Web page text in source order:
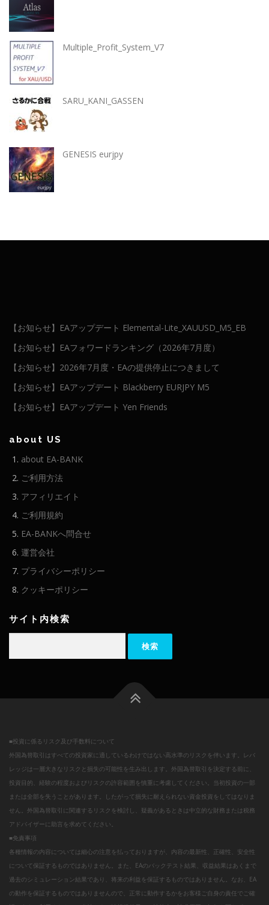
Multiple_Profit_System_V7
SARU_KANI_GASSEN
GENESIS eurjpy
【お知らせ】EAアップデート Elemental-Lite_XAUUSD_M5_EB
【お知らせ】EAフォワードランキング（2026年7月度）
【お知らせ】2026年7月度・EAの提供停止につきまして
【お知らせ】EAアップデート Blackberry EURJPY M5
【お知らせ】EAアップデート Yen Friends
about US
about EA-BANK
ご利用方法
アフィリエイト
ご利用規約
EA-BANKへ問合せ
運営会社
プライバシーポリシー
クッキーポリシー
サイト内検索
■投資に係るリスク及び手数料について
外国為替取引はすべての投資家に適しているわけではない高水準のリスクを伴います。レバ
レッジは一層大きなリスクと損失の可能性を生み出します。外国為替取引を決定する前に、
投資目的、経験の程度およびリスクの許容範囲を慎重に考慮してください。当初投資の一部
または全部を失うことがあります。したがって損失に耐えられない資金投資をしてはなりま
せん。外国為替取引に関連するリスクを検討し、疑義があるときは中立的な財務または税務
アドバイザーに助言を求めてください。
■免責事項
各種情報の内容については細心の注意を払っておりますが、内容の最新性、正確性、安全性
について保証するものではありません。また、EAのバックテスト結果、収益結果はあくまで
過去のシミュレーション結果であり、将来の利益を保証するものではありません。なお、EA
の動作を保証するものではありませんので、正常に動作するかをお客様ご自身の責任でご確